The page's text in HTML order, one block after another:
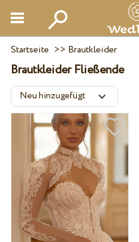
Startseite >> Brautkleider
Brautkleider Fließende